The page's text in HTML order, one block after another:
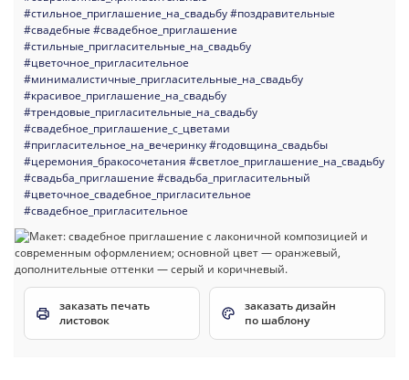
#стильное_приглашение_на_свадьбу#поздравительные
#свадебные #свадебное_приглашение
#стильные_пригласительные_на_свадьбу
#цветочное_пригласительное
#минималистичные_пригласительные_на_свадьбу
#красивое_приглашение_на_свадьбу
#трендовые_пригласительные_на_свадьбу
#свадебное_приглашение_с_цветами
#пригласительное_на_вечеринку#годовщина_свадьбы
#церемония_бракосочетания #светлое_приглашение_на_свадьбу
#свадьба_приглашение #свадьба_пригласительный
#цветочное_свадебное_пригласительное
#свадебное_пригласительное
заказать печать
листовок
заказать дизайн
по шаблону